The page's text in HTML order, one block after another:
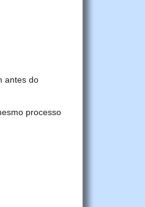
antes do
processo